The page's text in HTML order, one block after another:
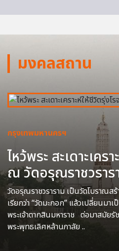
มงคลสถาน
กรุงเทพมหานครฯ
ไหว้พระ สะเดาะเคร
ณ วัดอรุณราชวราร
วัดอรุณราชวราราม เป็นวัดโบราณ
เรียกว่า “วัดมะกอก” แล้วเปลี่ยนมา
พระเจ้าตากสินมหาราช ต่อมาสมัยรั
พระพุทธเลิศหล้านภาลัย ..